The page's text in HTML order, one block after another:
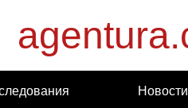
Новости